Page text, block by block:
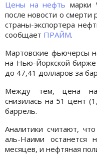
Цены на нефть марки
после новости о
страны-экспортера
сообщает ПРАЙМ.
Мартовские фьючерсы
на Нью-Йоркской
до 47,41 долларов за
Между тем, цена на
снизилась на 51 цент
баррель.
Аналитики считают,
аль-Наими останется
месяцев, и нефтяная